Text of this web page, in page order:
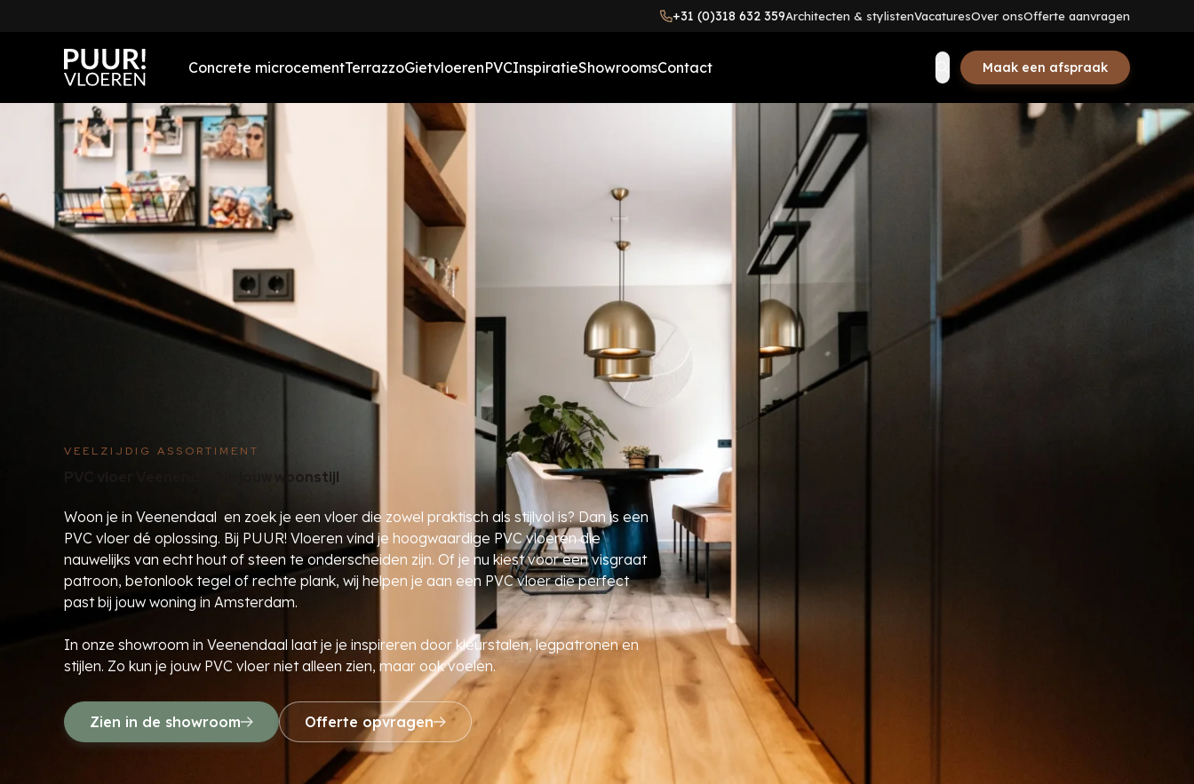
+31 (0)318 632 359Architecten & stylistenVacaturesOver onsOfferte aanvragen
Concrete microcement
Concrete vloeren
Concrete microcement
badkamer
Concrete microcement
wanden
TerrazzoGietvloeren
Gietvloeren meerkleurig
(betonlook)
Gietvloeren ruig
PVCInspiratieShowroomsContact Maak een afspraak
VEELZIJDIG ASSORTIMENT
PVC vloer Veenendaal in jouw woonstijl
Woon je in Veenendaal en zoek je een vloer die zowel praktisch als stijlvol is? Dan is een
PVC vloer dé oplossing. Bij PUUR! Vloeren vind je hoogwaardige PVC vloeren die
nauwelijks van echt hout of steen te onderscheiden zijn. Of je nu kiest voor een visgraat
patroon, betonlook tegel of rechte plank, wij helpen je aan een PVC vloer die perfect
past bij jouw woning in Amsterdam.
In onze showroom in Veenendaal laat je je inspireren door kleurstalen, legpatronen en
stijlen. Zo kun je jouw PVC vloer niet alleen zien, maar ook voelen.
Zien in de showroom Offerte opvragen